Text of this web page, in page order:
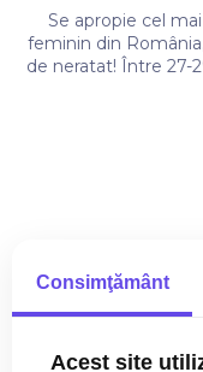
Se apropie cel
feminin din
de neratat! Între 27-
Consimţământ
Acest site